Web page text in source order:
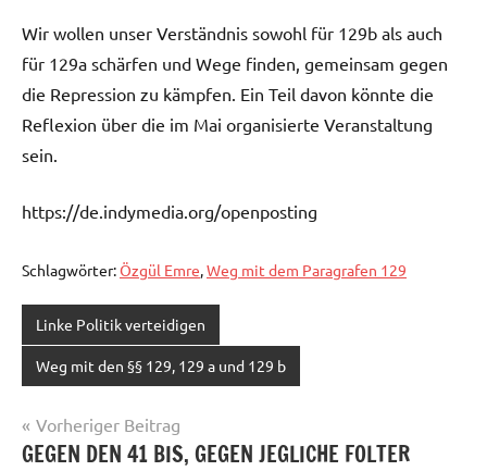
Wir wollen unser Verständnis sowohl für 129b als auch
für 129a schärfen und Wege finden, gemeinsam gegen
die Repression zu kämpfen. Ein Teil davon könnte die
Reflexion über die im Mai organisierte Veranstaltung
sein.
https://de.indymedia.org/openposting
Schlagwörter:Özgül Emre,Weg mit dem Paragrafen 129
Linke Politik verteidigen
Weg mit den §§ 129, 129 a und 129 b
Beitragsnavigation
Vorheriger Beitrag
GEGEN DEN 41 BIS, GEGEN JEGLICHE FOLTER